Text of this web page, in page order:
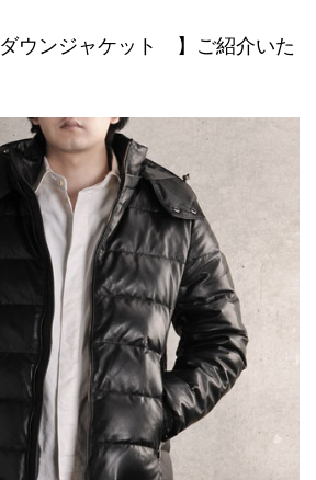
ウンジャケット 】ご紹介いた